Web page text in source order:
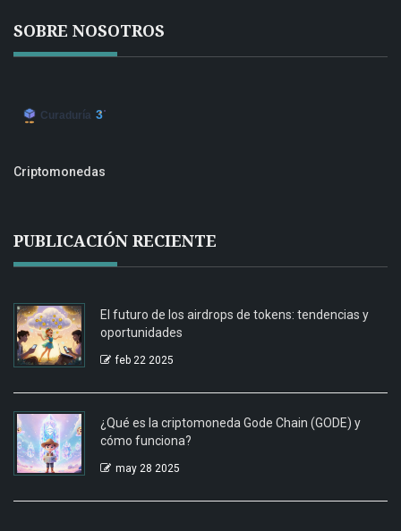
SOBRE NOSOTROS
Criptomonedas
PUBLICACIÓN RECIENTE
El futuro de los airdrops de tokens: tendencias y
oportunidades
feb 22 2025
¿Qué es la criptomoneda Gode Chain (GODE) y
cómo funciona?
may 28 2025